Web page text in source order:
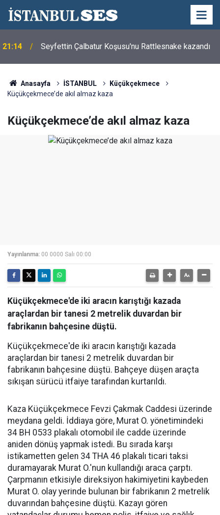
21:14 Seyfettin Çalbatur Koşusu'nu Rattlesnake kazandı
Anasayfa İSTANBUL
Küçükçekmece
Küçükçekmece’de akıl almaz kaza
Küçükçekmece’de akıl almaz kaza
Yayınlanma: 00 0000 Salı 00:00
Küçükçekmece'de iki aracın karıştığı kazada
araçlardan bir tanesi 2 metrelik duvardan bir
fabrikanın bahçesine düştü.
Küçükçekmece'de iki aracın karıştığı kazada
araçlardan bir tanesi 2 metrelik duvardan bir
fabrikanın bahçesine düştü. Bahçeye düşen araçta
sıkışan sürücü itfaiye tarafından kurtarıldı.
Kaza Küçükçekmece Fevzi Çakmak Caddesi üzerinde
meydana geldi. İddiaya göre, Murat O. yönetimindeki
34 BH 0533 plakalı otomobil ile cadde üzerinde
aniden dönüş yapmak istedi. Bu sırada karşı
istikametten gelen 34 THA 46 plakalı ticari taksi
duramayarak Murat O.'nun kullandığı araca çarptı.
Çarpmanın etkisiyle direksiyon hakimiyetini kaybeden
Murat O. olay yerinde bulunan bir fabrikanın 2 metrelik
duvarından bahçesine düştü. Kazayı gören